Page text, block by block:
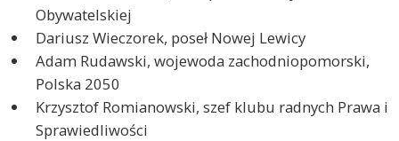
Obywatelskiej
Dariusz Wieczorek, poseł Nowej Lewicy
Adam Rudawski, wojewoda zachodniopomorski,
Polska 2050
Krzysztof Romianowski, szef klubu radnych Prawa i
Sprawiedliwości